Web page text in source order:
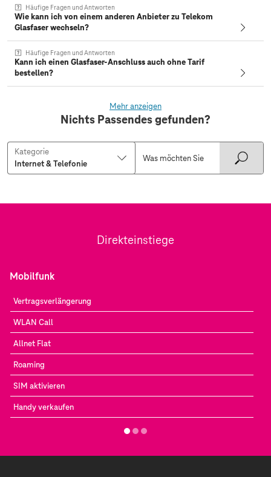
Häufige Fragen und Antworten
Wie kann ich von einem anderen Anbieter zu Telekom
Glasfaser wechseln?
Häufige Fragen und Antworten
Kann ich einen Glasfaser-Anschluss auch ohne Tarif
bestellen?
Mehr anzeigen
Nichts Passendes gefunden?
Kategorie
Direkteinstiege
Mobilfunk
Vertragsverlängerung
WLAN Call
Allnet Flat
Roaming
SIM aktivieren
Handy verkaufen